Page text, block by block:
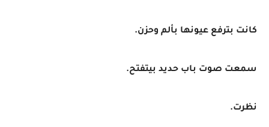
كانت بترفع عيونها بألم وحزن.
سمعت صوت باب حديد بيتفتح.
نظرت.